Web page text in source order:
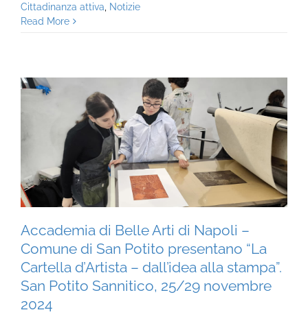
Cittadinanza attiva
Notizie
Read More
Accademia di Belle Arti di Napoli –
Comune di San Potito presentano “La
Cartella d’Artista – dall’idea alla stampa”.
San Potito Sannitico, 25/29 novembre
2024